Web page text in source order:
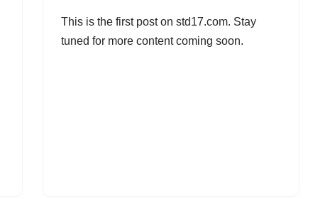
This is the first post on std17.com. Stay
tuned for more content coming soon.